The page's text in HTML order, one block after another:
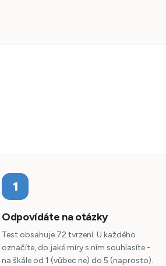
1
Odpovídáte na otázky
Test obsahuje 72 tvrzení. U každého
označíte, do jaké míry s ním souhlasíte -
na škále od 1 (vůbec ne) do 5 (naprosto).